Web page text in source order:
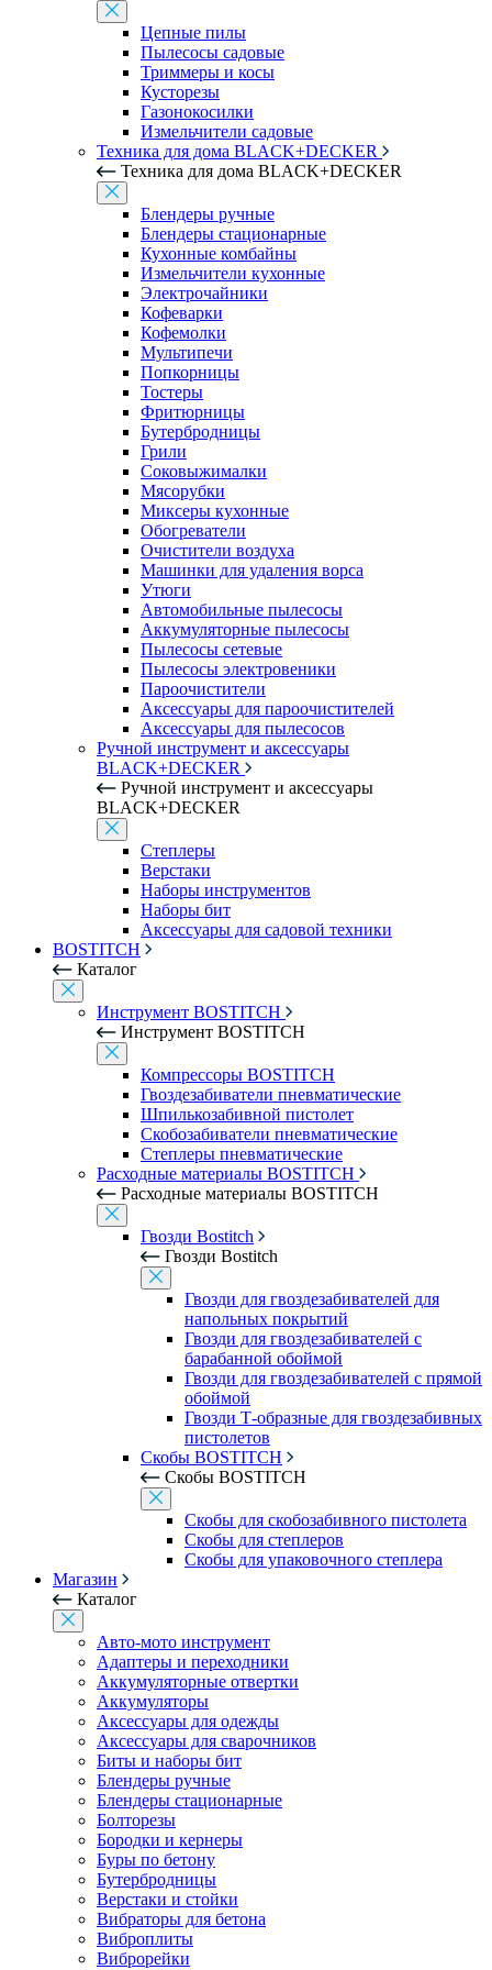
Цепные пилы
Пылесосы садовые
Триммеры и косы
Кусторезы
Газонокосилки
Измельчители садовые
Техника для дома BLACK+DECKER
Техника для дома BLACK+DECKER
Блендеры ручные
Блендеры стационарные
Кухонные комбайны
Измельчители кухонные
Электрочайники
Кофеварки
Кофемолки
Мультипечи
Попкорницы
Тостеры
Фритюрницы
Бутербродницы
Грили
Соковыжималки
Мясорубки
Миксеры кухонные
Обогреватели
Очистители воздуха
Машинки для удаления ворса
Утюги
Автомобильные пылесосы
Аккумуляторные пылесосы
Пылесосы сетевые
Пылесосы электровеники
Пароочистители
Аксессуары для пароочистителей
Аксессуары для пылесосов
Ручной инструмент и аксессуары
BLACK+DECKER
Ручной инструмент и аксессуары
BLACK+DECKER
Степлеры
Верстаки
Наборы инструментов
Наборы бит
Аксессуары для садовой техники
BOSTITCH
Каталог
Инструмент BOSTITCH
Инструмент BOSTITCH
Компрессоры BOSTITCH
Гвоздезабиватели пневматические
Шпилькозабивной пистолет
Скобозабиватели пневматические
Степлеры пневматические
Расходные материалы BOSTITCH
Расходные материалы BOSTITCH
Гвозди Bostitch
Гвозди Bostitch
Гвозди для гвоздезабивателей для
напольных покрытий
Гвозди для гвоздезабивателей с
барабанной обоймой
Гвозди для гвоздезабивателей с прямой
обоймой
Гвозди Т-образные для гвоздезабивных
пистолетов
Скобы BOSTITCH
Скобы BOSTITCH
Скобы для скобозабивного пистолета
Скобы для степлеров
Скобы для упаковочного степлера
Магазин
Каталог
Авто-мото инструмент
Адаптеры и переходники
Аккумуляторные отвертки
Аккумуляторы
Аксессуары для одежды
Аксессуары для сварочников
Биты и наборы бит
Блендеры ручные
Блендеры стационарные
Болторезы
Бородки и кернеры
Буры по бетону
Бутербродницы
Верстаки и стойки
Вибраторы для бетона
Виброплиты
Виброрейки